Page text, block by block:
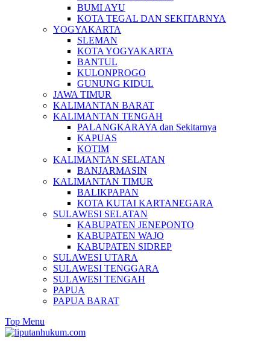
BUMI AYU
KOTA TEGAL DAN SEKITARNYA
YOGYAKARTA
SLEMAN
KOTA YOGYAKARTA
BANTUL
KULONPROGO
GUNUNG KIDUL
JAWA TIMUR
KALIMANTAN BARAT
KALIMANTAN TENGAH
PALANGKARAYA dan Sekitarnya
KAPUAS
KOTIM
KALIMANTAN SELATAN
BANJARMASIN
KALIMANTAN TIMUR
BALIKPAPAN
KOTA KUTAI KARTANEGARA
SULAWESI SELATAN
KABUPATEN JENEPONTO
KABUPATEN WAJO
KABUPATEN SIDREP
SULAWESI UTARA
SULAWESI TENGGARA
SULAWESI TENGAH
PAPUA
PAPUA BARAT
Top Menu